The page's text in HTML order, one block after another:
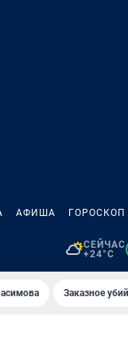
АФИША ГОРОСКОП
СЕЙЧАС
+24°C
Заказное